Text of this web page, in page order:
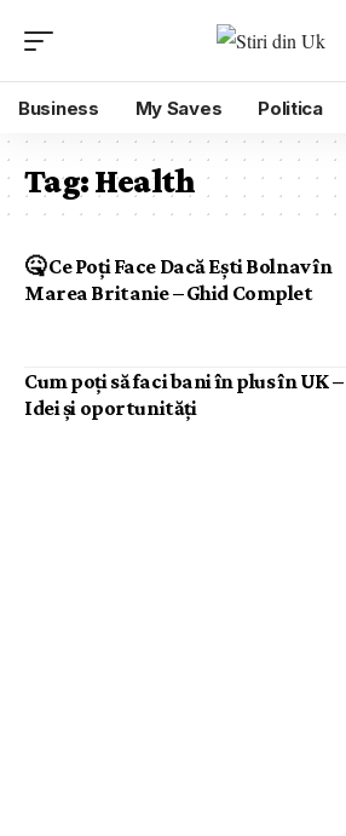
Business My Saves Politica
Tag:Health
🤒 Ce Poți Face Dacă Ești Bolnav în
Marea Britanie – Ghid Complet
Cum poți să faci bani în plus în UK –
Idei și oportunități